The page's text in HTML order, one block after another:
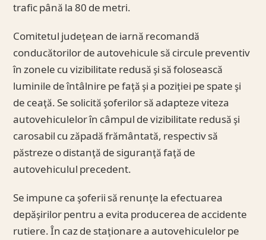
trafic până la 80 de metri.
Comitetul judeţean de iarnă recomandă
conducătorilor de autovehicule să circule preventiv
în zonele cu vizibilitate redusă şi să folosească
luminile de întâlnire pe faţă şi a poziţiei pe spate şi
de ceaţă. Se solicită şoferilor să adapteze viteza
autovehiculelor în câmpul de vizibilitate redusă şi
carosabil cu zăpadă frământată, respectiv să
păstreze o distanţă de siguranţă faţă de
autovehiculul precedent.
Se impune ca şoferii să renunţe la efectuarea
depăşirilor pentru a evita producerea de accidente
rutiere. În caz de staţionare a autovehiculelor pe